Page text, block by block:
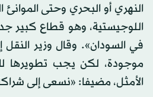
النهري أو البحري وحتى الموانئ
اللوجيستية، وهو قطاع كبير
في السودان». وقال وزير النقل
موجودة، لكن يجب تطويرها
الأمثل، مضيفا: «نسعى إلى